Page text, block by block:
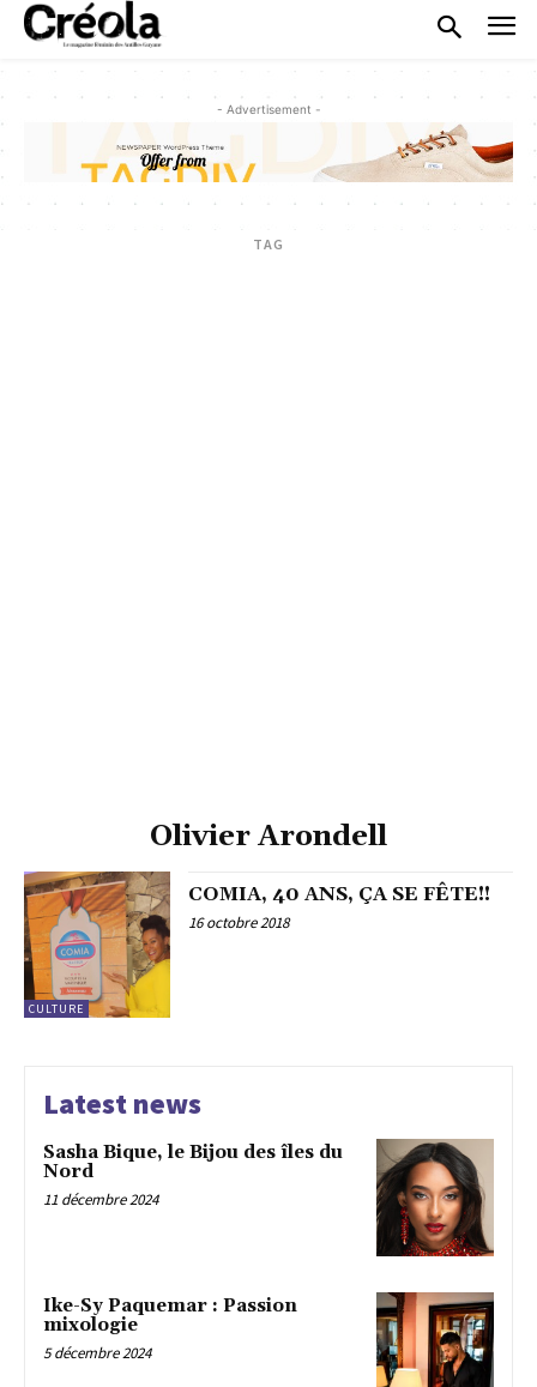
- Advertisement -
TAG
Olivier Arondell
CULTURE
COMIA, 40 ANS, ÇA SE FÊTE!!
16 octobre 2018
Latest news
Sasha Bique, le Bijou des îles du
Nord
11 décembre 2024
Ike-Sy Paquemar : Passion
mixologie
5 décembre 2024